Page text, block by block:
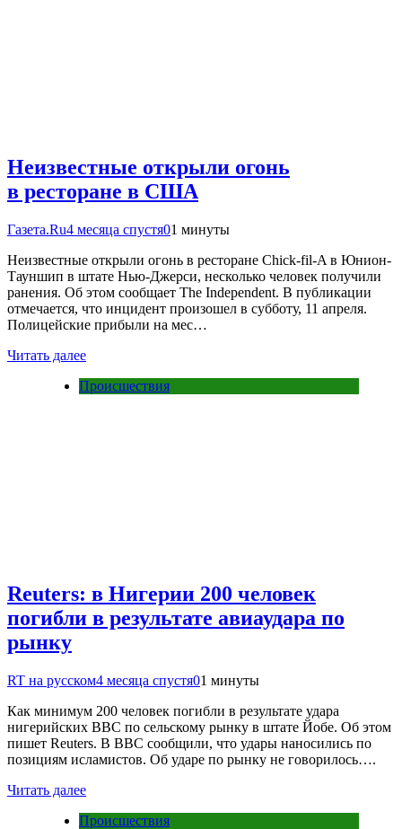
Неизвестные открыли огонь
в ресторане в США
Газета.Ru4 месяца спустя01 минуты
Неизвестные открыли огонь в ресторане Chick-fil-A в Юнион-
Тауншип в штате Нью-Джерси, несколько человек получили
ранения. Об этом сообщает The Independent. В публикации
отмечается, что инцидент произошел в субботу, 11 апреля.
Полицейские прибыли на мес…
Читать далее
Происшествия
Reuters: в Нигерии 200 человек
погибли в результате авиаудара по
рынку
RT на русском4 месяца спустя01 минуты
Как минимум 200 человек погибли в результате удара
нигерийских ВВС по сельскому рынку в штате Йобе. Об этом
пишет Reuters. В ВВС сообщили, что удары наносились по
позициям исламистов. Об ударе по рынку не говорилось….
Читать далее
Происшествия